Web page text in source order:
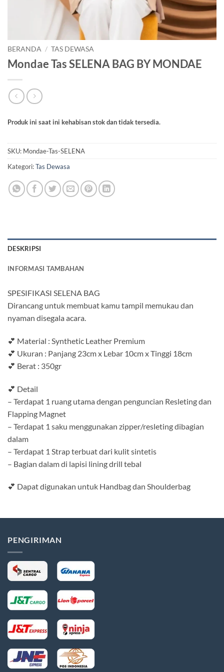
BERANDA / TAS DEWASA
Mondae Tas SELENA BAG BY MONDAE
Produk ini saat ini kehabisan stok dan tidak tersedia.
SKU: Mondae-Tas-SELENA
Kategori:Tas Dewasa
DESKRIPSI
INFORMASI TAMBAHAN
SPESIFIKASI SELENA BAG
Dirancang untuk membuat kamu tampil memukau dan
nyaman disegala acara.
💕 Material : Synthetic Leather Premium
💕 Ukuran : Panjang 23cm x Lebar 10cm x Tinggi 18cm
💕 Berat : 350gr
💕 Detail
– Terdapat 1 ruang utama dengan penguncian Resleting dan
Flapping Magnet
– Terdapat 1 saku menggunakan zipper/resleting dibagian
dalam
– Terdapat 1 Strap terbuat dari kulit sintetis
– Bagian dalam di lapisi lining drill tebal
💕 Dapat digunakan untuk Handbag dan Shoulderbag
PENGIRIMAN